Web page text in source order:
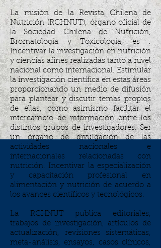
La misión de la Revista Chilena de
Nutrición (RCHNUT), órgano oficial de
la Sociedad Chilena de Nutrición,
Bromatología y Toxicología, es :
Incentivar la investigación en nutrición
y ciencias afines realizadas tanto a nivel
nacional como internacional. Estimular
la investigación científica en estas áreas
proporcionando un medio de difusión
para plantear y discutir temas propios
de ellas, como asimismo facilitar el
intercambio de información entre los
distintos grupos de investigadores. Ser
un órgano de divulgación de las
actividades nacionales e
internacionales relacionadas con
nutrición. Incentivar la especialización
y capacitación profesional en
alimentación y nutrición de acuerdo a
los avances científicos y tecnológicos.
La RCHNUT publica editoriales,
trabajos de investigación, artículos de
actualización, revisiones sistemáticas,
meta-análisis, ensayos, casos clínicos,